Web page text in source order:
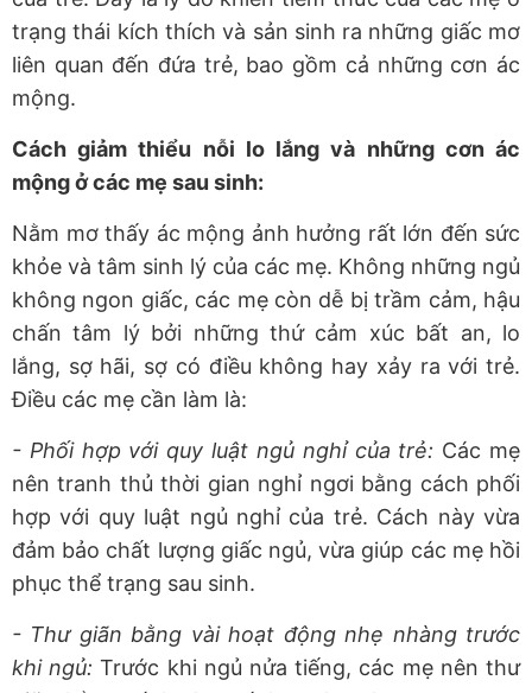
trạng thái kích thích và sản sinh ra những giấc mơ
liên quan đến đứa trẻ, bao gồm cả những cơn ác
mộng.
Cách giảm thiểu nỗi lo lắng và những cơn ác
mộng ở các mẹ sau sinh:
Nằm mơ thấy ác mộng ảnh hưởng rất lớn đến sức
khỏe và tâm sinh lý của các mẹ. Không những ngủ
không ngon giấc, các mẹ còn dễ bị trầm cảm, hậu
chấn tâm lý bởi những thứ cảm xúc bất an, lo
lắng, sợ hãi, sợ có điều không hay xảy ra với trẻ.
Điều các mẹ cần làm là:
- Phối hợp với quy luật ngủ nghỉ của trẻ: Các mẹ
nên tranh thủ thời gian nghỉ ngơi bằng cách phối
hợp với quy luật ngủ nghỉ của trẻ. Cách này vừa
đảm bảo chất lượng giấc ngủ, vừa giúp các mẹ hồi
phục thể trạng sau sinh.
- Thư giãn bằng vài hoạt động nhẹ nhàng trước
khi ngủ: Trước khi ngủ nửa tiếng, các mẹ nên thư